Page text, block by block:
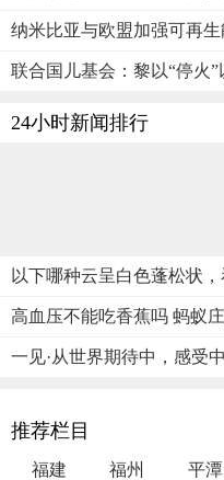
纳米比亚与欧盟加强可再
联合国儿基会：黎以“停火
24小时新闻排行
以下哪种云呈白色蓬松状
高血压不能吃香蕉吗 蚂蚁
一见·从世界期待中，感受
推荐栏目
福建 福州 平潭